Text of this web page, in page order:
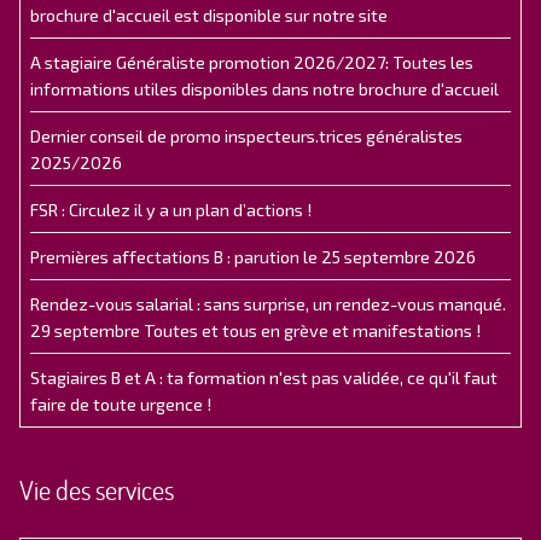
brochure d'accueil est disponible sur notre site
A stagiaire Généraliste promotion 2026/2027: Toutes les
informations utiles disponibles dans notre brochure d'accueil
Dernier conseil de promo inspecteurs.trices généralistes
2025/2026
FSR : Circulez il y a un plan d’actions !
Premières affectations B : parution le 25 septembre 2026
Rendez-vous salarial : sans surprise, un rendez-vous manqué.
29 septembre Toutes et tous en grève et manifestations !
Stagiaires B et A : ta formation n'est pas validée, ce qu'il faut
faire de toute urgence !
Vie des services